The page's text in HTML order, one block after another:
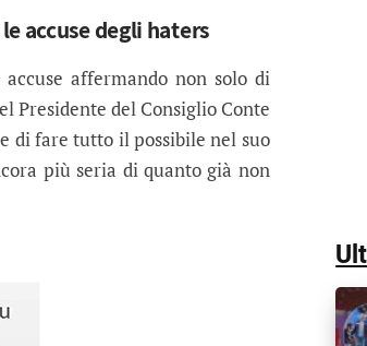
accuse degli haters
affermando non solo di
Presidente del Consiglio Conte
di fare tutto il possibile nel suo
più seria di quanto già non